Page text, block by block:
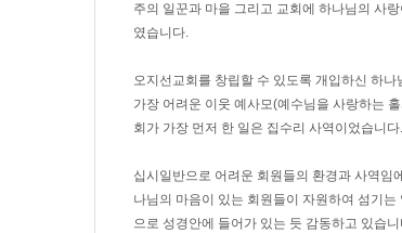
주의 일꾼과 마을 그리고 교회에 하나님의 사
였습니다.
오지선교회를 창립할 수 있도록 개입하신 하
가장 어려운 이웃 예사모(예수님을 사랑하는
회가 가장 먼저 한 일은 집수리 사역이었습니
십시일반으로 어려운 회원들의 환경과 사역
나님의 마음이 있는 회원들이 자원하여 섬기
으로 성경안에 들어가 있는 듯 감동하고 있습